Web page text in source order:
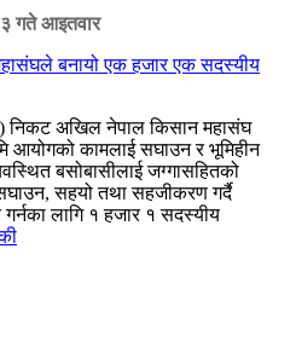
गते आइतवार
निकट अखिल नेपाल किसान महासंघ
आयोगको कामलाई सघाउन र भूमिहीन
बसोबासीलाई जग्गासहितको
सघाउन, सहयो तथा सहजीकरण गर्दै
लागि १ हजार १ सदस्यीय